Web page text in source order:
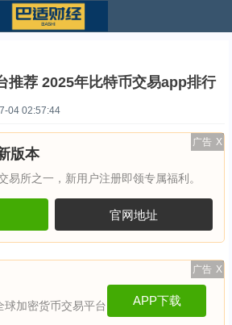
推荐 2025年比特币交易app排行
04 02:57:44
广告 X
版本
易所之一，新用户注册即领专属福利。
官网地址
广告 X
球加密货币交易平台 APP下载